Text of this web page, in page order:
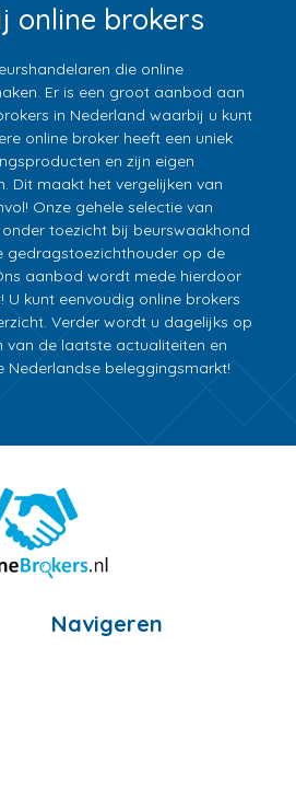
online brokers
die online
Er is een groot aanbod aan
in Nederland waarbij u kunt
online broker heeft een uniek
en zijn eigen
Dit maakt het vergelijken van
Onze gehele selectie van
toezicht bij beurswaakhond
gedragstoezichthouder op de
aanbod wordt mede hierdoor
kunt eenvoudig online brokers
Verder wordt u dagelijks op
van de laatste actualiteiten en
Nederlandse beleggingsmarkt!
Navigeren